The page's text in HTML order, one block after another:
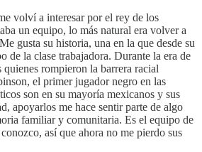
volví a interesar por el rey de los
un equipo, lo más natural era volver a
gusta su historia, una en la que desde su
de la clase trabajadora. Durante la era de
rompieron la barrera racial
el primer jugador negro en las
son en su mayoría mexicanos y sus
apoyarlos me hace sentir parte de algo
familiar y comunitaria. Es el equipo de
así que ahora no me pierdo sus